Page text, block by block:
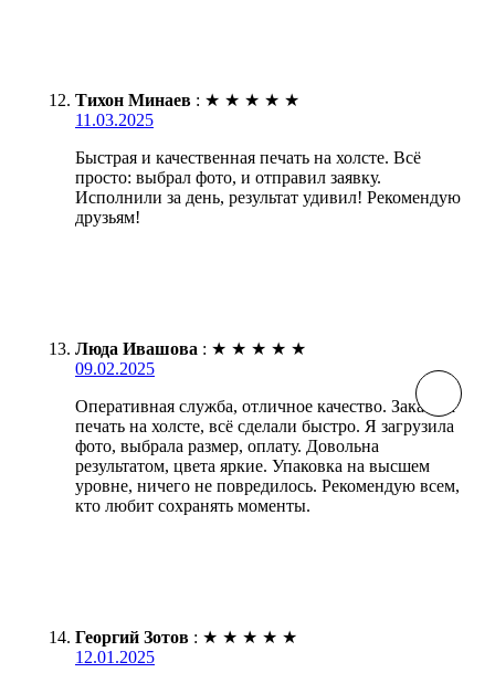
Тихон Минаев : ★ ★ ★ ★ ★
11.03.2025
Быстрая и качественная печать на холсте. Всё
просто: выбрал фото, и отправил заявку.
Исполнили за день, результат удивил! Рекомендую
друзьям!
Люда Ивашова : ★ ★ ★ ★ ★
09.02.2025
Оперативная служба, отличное качество. Заказала
печать на холсте, всё сделали быстро. Я загрузила
фото, выбрала размер, оплату. Довольна
результатом, цвета яркие. Упаковка на высшем
уровне, ничего не повредилось. Рекомендую всем,
кто любит сохранять моменты.
Георгий Зотов : ★ ★ ★ ★ ★
12.01.2025